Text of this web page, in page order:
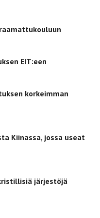
EIT:een
korkeimman
Kiinassa, jossa useat
järjestöjä